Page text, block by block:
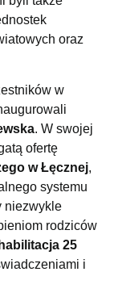
oraz
w
. W swojej
ofertę
w Łęcznej,
systemu
niezwykle
rodziców
25
i